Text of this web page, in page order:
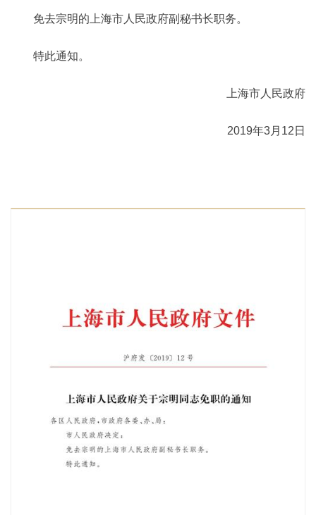
免去宗明的上海市人民政府副秘书长职务。
特此通知。
上海市人民政府
2019年3月12日